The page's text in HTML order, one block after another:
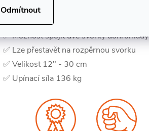
Odmítnout
✅ Ocelová tyč se zarážkou
✅ Robustní design a konstrukce
✅ Možnost spojit dvě svorky dohromady
✅ Lze přestavět na rozpěrnou svorku
✅ Velikost 12" - 30 cm
✅ Upínací síla 136 kg